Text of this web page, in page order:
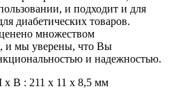
и подходит и для
диабетических товаров.
множеством
и мы уверены, что Вы
и надежностью.
В : 211 х 11 х 8,5 мм